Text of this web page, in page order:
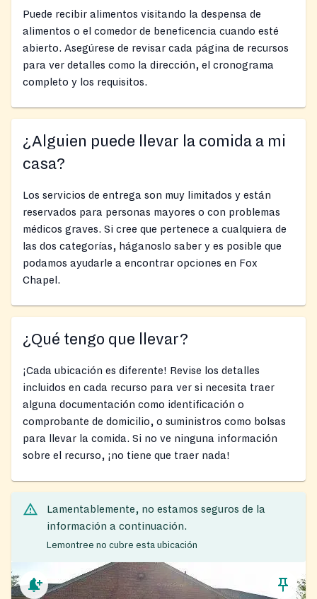
Puede recibir alimentos visitando la despensa de
alimentos o el comedor de beneficencia cuando esté
abierto. Asegúrese de revisar cada página de recursos
para ver detalles como la dirección, el cronograma
completo y los requisitos.
¿Alguien puede llevar la comida a mi
casa?
Los servicios de entrega son muy limitados y están
reservados para personas mayores o con problemas
médicos graves. Si cree que pertenece a cualquiera de
las dos categorías, háganoslo saber y es posible que
podamos ayudarle a encontrar opciones en Fox
Chapel.
¿Qué tengo que llevar?
¡Cada ubicación es diferente! Revise los detalles
incluidos en cada recurso para ver si necesita traer
alguna documentación como identificación o
comprobante de domicilio, o suministros como bolsas
para llevar la comida. Si no ve ninguna información
sobre el recurso, ¡no tiene que traer nada!
Lamentablemente, no estamos seguros de la
información a continuación.
Lemontree no cubre esta ubicación